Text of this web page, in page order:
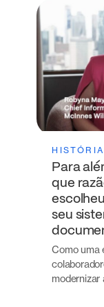
Para
que
seu
Como uma
modernizar